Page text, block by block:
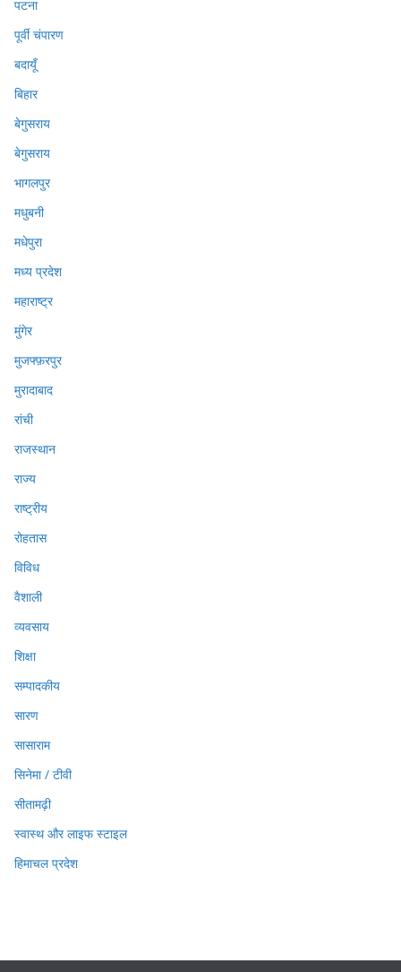
पटना
पूर्वी चंपारण
बदायूँ
बिहार
बेगुसराय
बेगुसराय
भागलपुर
मधुबनी
मधेपुरा
मध्य प्रदेश
महाराष्ट्र
मुंगेर
मुजफ्फ़रपुर
मुरादाबाद
रांची
राजस्थान
राज्य
राष्ट्रीय
रोहतास
विविध
वैशाली
व्यवसाय
शिक्षा
सम्पादकीय
सारण
सासाराम
सिनेमा / टीवी
सीतामढ़ी
स्वास्थ और लाइफ स्टाइल
हिमाचल प्रदेश